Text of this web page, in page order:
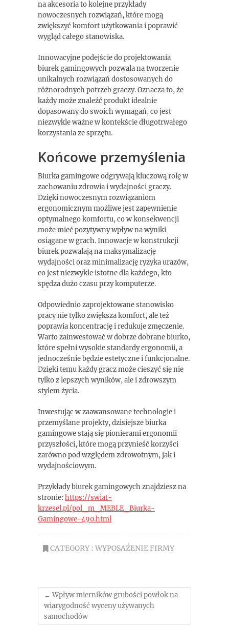
na akcesoria to kolejne przykłady
nowoczesnych rozwiązań, które mogą
zwiększyć komfort użytkowania i poprawić
wygląd całego stanowiska.
Innowacyjne podejście do projektowania
biurek gamingowych pozwala na tworzenie
unikalnych rozwiązań dostosowanych do
różnorodnych potrzeb graczy. Oznacza to, że
każdy może znaleźć produkt idealnie
dopasowany do swoich wymagań, co jest
niezwykle ważne w kontekście długotrwałego
korzystania ze sprzętu.
Końcowe przemyślenia
Biurka gamingowe odgrywają kluczową rolę w
zachowaniu zdrowia i wydajności graczy.
Dzięki nowoczesnym rozwiązaniom
ergonomicznym możliwe jest zapewnienie
optymalnego komfortu, co w konsekwencji
może mieć pozytywny wpływ na wyniki
osiągane w grach. Innowacje w konstrukcji
biurek pozwalają na maksymalizację
wydajności oraz minimalizację ryzyka urazów,
co jest niezwykle istotne dla każdego, kto
spędza dużo czasu przy komputerze.
Odpowiednio zaprojektowane stanowisko
pracy nie tylko zwiększa komfort, ale też
poprawia koncentrację i redukuje zmęczenie.
Warto zainwestować w dobrze dobrane biurko,
które spełni wysokie standardy ergonomii, a
jednocześnie będzie estetyczne i funkcjonalne.
Dzięki temu każdy gracz może cieszyć się nie
tylko z lepszych wyników, ale i zdrowszym
stylem życia.
Inwestując w zaawansowane technologie i
przemyślane projekty, dzisiejsze biurka
gamingowe stają się pionierami ergonomii
przyszłości, które mogą przynieść korzyści
zarówno pod względem zdrowotnym, jak i
wydajnościowym.
Przykłady biurek gamingowych znajdziesz na
stronie: https://swiat-
krzesel.pl/pol_m_MEBLE_Biurka-
Gamingowe-490.html
CATEGORY : WYPOSAŻENIE FIRMY
← Wpływ mierników grubości powłok na
wiarygodność wyceny używanych
samochodów